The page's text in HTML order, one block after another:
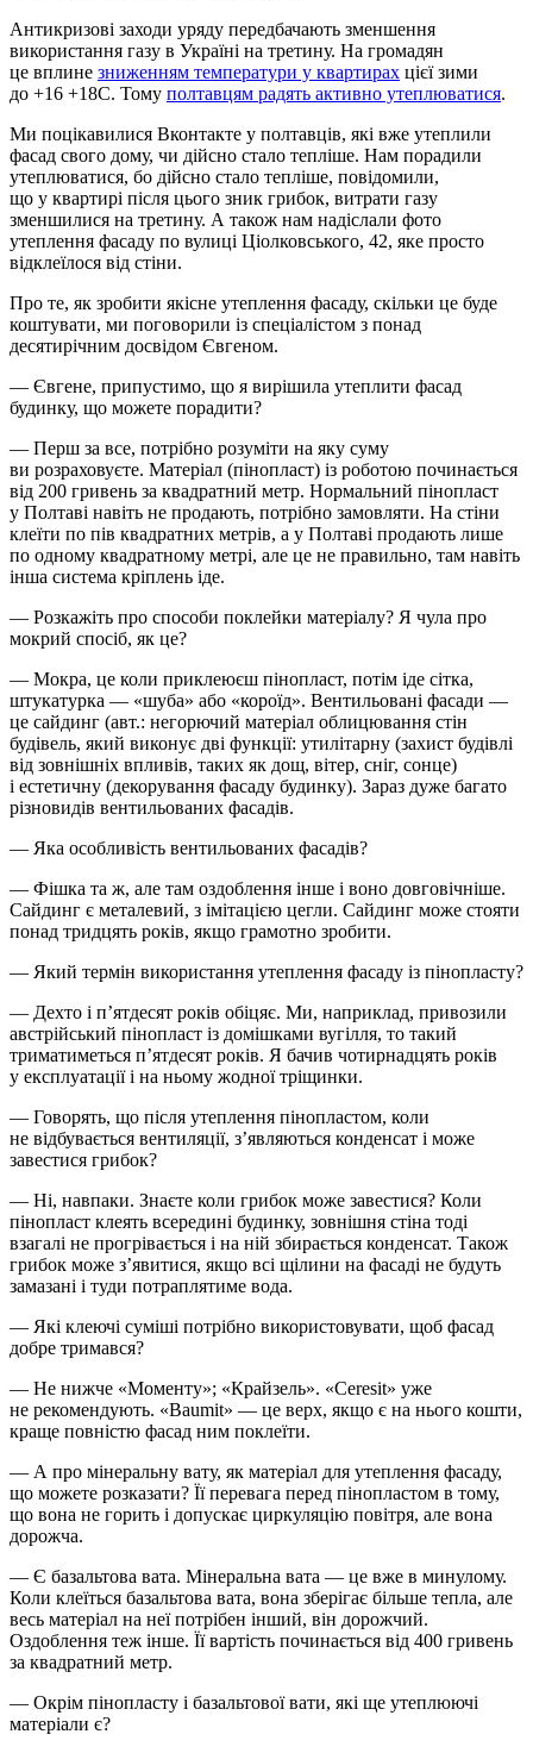
Антикризові заходи уряду передбачають зменшення
використання газу в Україні на третину. На громадян
це вплине зниженням температури у квартирах цієї зими
до +16 +18С. Тому полтавцям радять активно утеплюватися.
Ми поцікавилися Вконтакте у полтавців, які вже утеплили
фасад свого дому, чи дійсно стало тепліше. Нам порадили
утеплюватися, бо дійсно стало тепліше, повідомили,
що у квартирі після цього зник грибок, витрати газу
зменшилися на третину. А також нам надіслали фото
утеплення фасаду по вулиці Ціолковського, 42, яке просто
відклеїлося від стіни.
Про те, як зробити якісне утеплення фасаду, скільки це буде
коштувати, ми поговорили із спеціалістом з понад
десятирічним досвідом Євгеном.
— Євгене, припустимо, що я вирішила утеплити фасад
будинку, що можете порадити?
— Перш за все, потрібно розуміти на яку суму
ви розраховуєте. Матеріал (пінопласт) із роботою починається
від 200 гривень за квадратний метр. Нормальний пінопласт
у Полтаві навіть не продають, потрібно замовляти. На стіни
клеїти по пів квадратних метрів, а у Полтаві продають лише
по одному квадратному метрі, але це не правильно, там навіть
інша система кріплень іде.
— Розкажіть про способи поклейки матеріалу? Я чула про
мокрий спосіб, як це?
— Мокра, це коли приклеюєш пінопласт, потім іде сітка,
штукатурка — «шуба» або «короїд». Вентильовані фасади —
це сайдинг (авт.: негорючий матеріал облицювання стін
будівель, який виконує дві функції: утилітарну (захист будівлі
від зовнішніх впливів, таких як дощ, вітер, сніг, сонце)
і естетичну (декорування фасаду будинку). Зараз дуже багато
різновидів вентильованих фасадів.
— Яка особливість вентильованих фасадів?
— Фішка та ж, але там оздоблення інше і воно довговічніше.
Сайдинг є металевий, з імітацією цегли. Сайдинг може стояти
понад тридцять років, якщо грамотно зробити.
— Який термін використання утеплення фасаду із пінопласту?
— Дехто і п’ятдесят років обіцяє. Ми, наприклад, привозили
австрійський пінопласт із домішками вугілля, то такий
триматиметься п’ятдесят років. Я бачив чотирнадцять років
у експлуатації і на ньому жодної тріщинки.
— Говорять, що після утеплення пінопластом, коли
не відбувається вентиляції, з’являються конденсат і може
завестися грибок?
— Ні, навпаки. Знаєте коли грибок може завестися? Коли
пінопласт клеять всередині будинку, зовнішня стіна тоді
взагалі не прогрівається і на ній збирається конденсат. Також
грибок може з’явитися, якщо всі щілини на фасаді не будуть
замазані і туди потраплятиме вода.
— Які клеючі суміші потрібно використовувати, щоб фасад
добре тримався?
— Не нижче «Моменту»; «Крайзель». «Ceresit» уже
не рекомендують. «Baumit» — це верх, якщо є на нього кошти,
краще повністю фасад ним поклеїти.
— А про мінеральну вату, як матеріал для утеплення фасаду,
що можете розказати? Її перевага перед пінопластом в тому,
що вона не горить і допускає циркуляцію повітря, але вона
дорожча.
— Є базальтова вата. Мінеральна вата — це вже в минулому.
Коли клеїться базальтова вата, вона зберігає більше тепла, але
весь матеріал на неї потрібен інший, він дорожчий.
Оздоблення теж інше. Її вартість починається від 400 гривень
за квадратний метр.
— Окрім пінопласту і базальтової вати, які ще утеплюючі
матеріали є?